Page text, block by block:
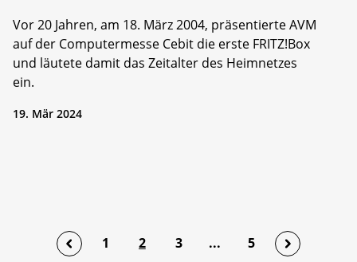
Vor 20 Jahren, am 18. März 2004, präsentierte AVM
auf der Computermesse Cebit die erste FRITZ!Box
und läutete damit das Zeitalter des Heimnetzes
ein.
19. Mär 2024
1 2 3 ... 5